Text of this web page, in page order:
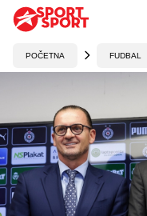
POČETNA FUDBAL